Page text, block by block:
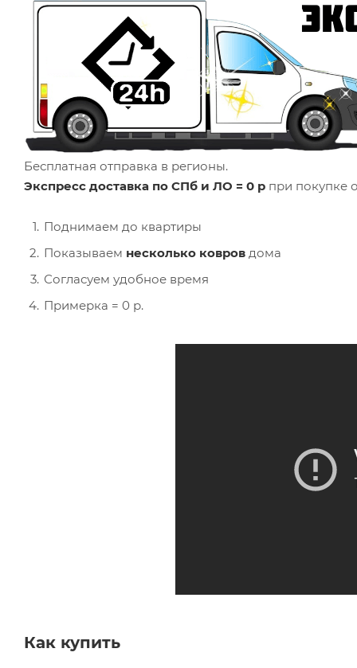
Бесплатная отправка в регионы.
Экспресс доставка по СПб и ЛО = 0 р при покупке
Поднимаем до квартиры
Показываем несколько ковров дома
Согласуем удобное время
Примерка = 0 р.
Как купить